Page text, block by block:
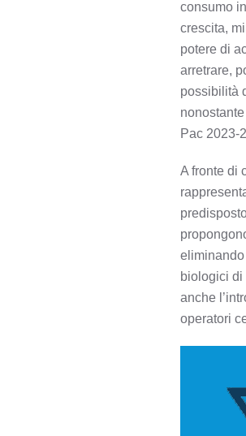
consumo
crescita,
potere di
arretrare,
possibilità
Pac 2023-
A fronte di
biologici di
anche
operatori